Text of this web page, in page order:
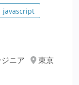
javascript
ニア
東京